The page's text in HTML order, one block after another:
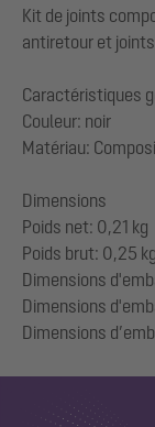
Kit de joints
antiretour et
Caractéristiques
Couleur: noir
Matériau:
Dimensions
Poids net: 0,21 kg
Poids brut: 0,25 kg
Dimensions
Dimensions